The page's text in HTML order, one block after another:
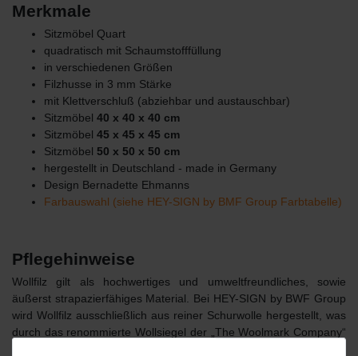
Merkmale
Sitzmöbel Quart
quadratisch mit Schaumstofffüllung
in verschiedenen Größen
Filzhusse in 3 mm Stärke
mit Klettverschluß (abziehbar und austauschbar)
Sitzmöbel 40 x 40 x 40 cm
Sitzmöbel 45 x 45 x 45 cm
Sitzmöbel 50 x 50 x 50 cm
hergestellt in Deutschland - made in Germany
Design Bernadette Ehmanns
Farbauswahl (siehe HEY-SIGN by BMF Group Farbtabelle)
Pflegehinweise
Wollfilz gilt als hochwertiges und umweltfreundliches, sowie
äußerst strapazierfähiges Material. Bei HEY-SIGN by BWF Group
wird Wollfilz ausschließlich aus reiner Schurwolle hergestellt, was
durch das renommierte Wollsiegel der „The Woolmark Company“